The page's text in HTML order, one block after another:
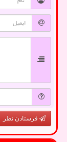
فرستادن نظر